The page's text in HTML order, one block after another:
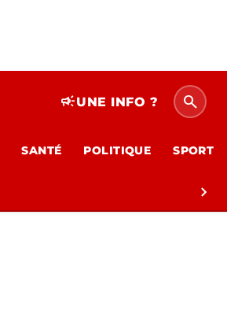
campaignUNE INFO ? search
SANTÉ POLITIQUE SPORT
chevron_right